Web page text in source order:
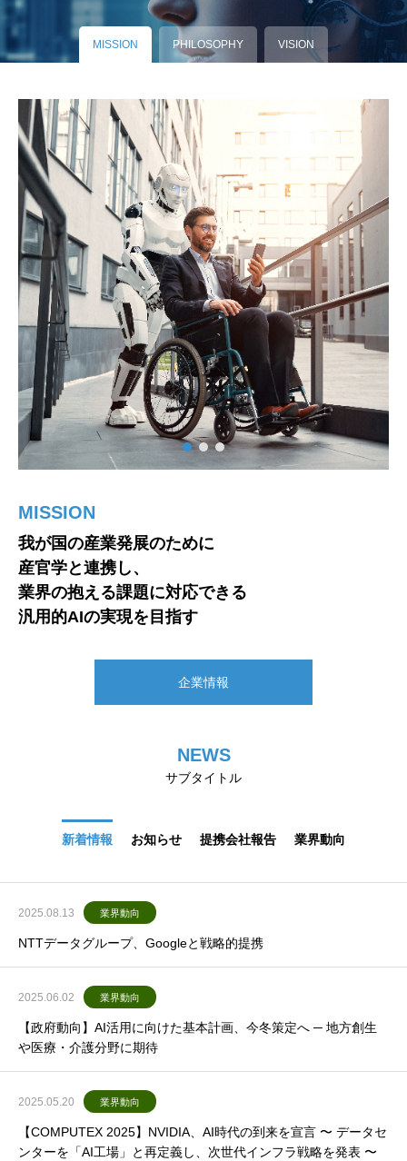
MISSION PHILOSOPHY VISION
MISSION
我が国の産業発展のために
産官学と連携し、
業界の抱える課題に対応できる
汎用的AIの実現を目指す
企業情報
PHILOSOPHY
新しいことに
常にチャレンジする企業姿勢と
アイデアを積極的に活かす
企業哲学を創業当初より遵守
企業理念
VISION
人類の平和的発展のために
パートナー企業と開発した
デバイスで未来の生活様式を
イノベーション
お知らせ
NEWS
サブタイトル
新着情報 お知らせ 提携会社報告 業界動向
2025.08.13 業界動向
NTTデータグループ、Googleと戦略的提携
2025.06.02 業界動向
【政府動向】AI活用に向けた基本計画、今冬策定へ ─ 地方創生
や医療・介護分野に期待
2025.05.20 業界動向
【COMPUTEX 2025】NVIDIA、AI時代の到来を宣言 〜 データセ
ンターを「AI工場」と再定義し、次世代インフラ戦略を発表 〜